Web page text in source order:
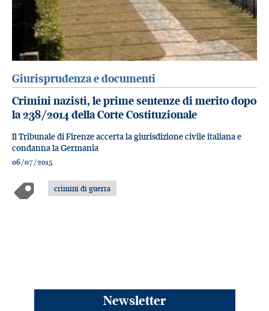
Giurisprudenza e documenti
Crimini nazisti, le prime sentenze di merito dopo
la 238/2014 della Corte Costituzionale
Il Tribunale di Firenze accerta la giurisdizione civile italiana e
condanna la Germania
06/07/2015
crimini di guerra
Newsletter